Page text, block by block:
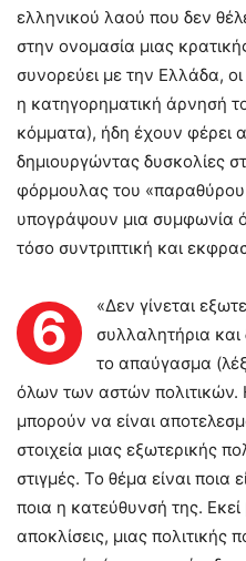
ελληνικού λαού που δεν
στην ονομασία μιας
συνορεύει με την Ελλάδα,
η κατηγορηματική άρνησή
κόμματα), ήδη έχουν φέρει
δημιουργώντας δυσκολίες
φόρμουλας του
υπογράψουν μια συμφωνία
τόσο συντριπτική και
6
«Δεν γίνεται
συλλαλητήρια
το απαύγασμα
όλων των αστών πολιτικών.
μπορούν να είναι
στοιχεία μιας εξωτερικής
στιγμές. Το θέμα είναι ποια
ποια η κατεύθυνσή της. Εκεί
αποκλίσεις, μιας πολιτικής